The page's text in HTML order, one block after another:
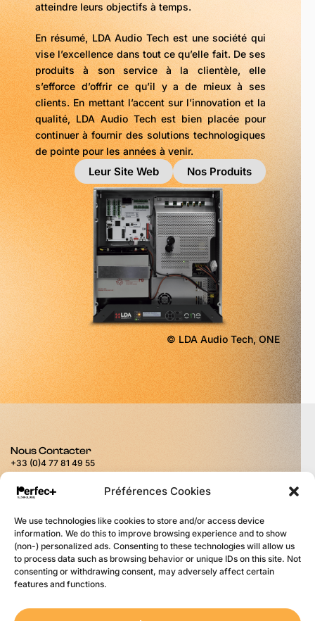
Préférences Cookies
We use technologies like cookies to store and/or access device
information. We do this to improve browsing experience and to show
(non-) personalized ads. Consenting to these technologies will allow us
to process data such as browsing behavior or unique IDs on this site. Not
consenting or withdrawing consent, may adversely affect certain
features and functions.
atteindre leurs objectifs à temps.
En résumé, LDA Audio Tech est une société qui
vise l’excellence dans tout ce qu’elle fait. De ses
produits à son service à la clientèle, elle
s’efforce d’offrir ce qu’il y a de mieux à ses
clients. En mettant l’accent sur l’innovation et la
qualité, LDA Audio Tech est bien placée pour
continuer à fournir des solutions technologiques
de pointe pour les années à venir.
Nos Produits
Leur Site Web
© LDA Audio Tech, ONE
Nous Contacter
+33 (0)4 77 81 49 55
Nous trouver
11 rue du Puits Rochefort
Horaires
du lundi au vendredi
de 9H00 à 12H00
et de 14H00 à 17H30
Liens
Newsletter
Mentions Légales